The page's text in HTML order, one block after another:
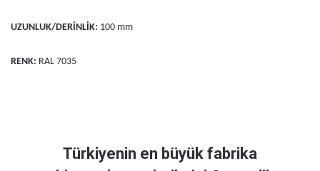
UZUNLUK/DERİNLİK: 100 mm
RENK: RAL 7035
Türkiyenin en büyük fabrika